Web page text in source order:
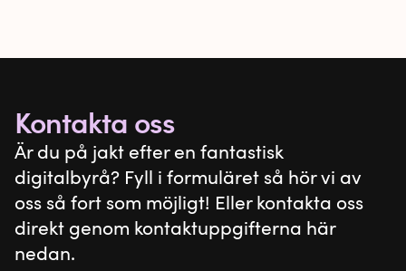
Kontakta oss
Är du på jakt efter en fantastisk
digitalbyrå? Fyll i formuläret så hör vi av
oss så fort som möjligt! Eller kontakta oss
direkt genom kontaktuppgifterna här
nedan.